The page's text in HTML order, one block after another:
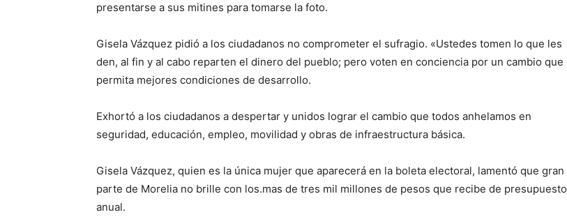
presentarse a sus mitines para tomarse la foto.
Gisela Vázquez pidió a los ciudadanos no comprometer el sufragio. «Ustedes tomen lo que les
den, al fin y al cabo reparten el dinero del pueblo; pero voten en conciencia por un cambio que
permita mejores condiciones de desarrollo.
Exhortó a los ciudadanos a despertar y unidos lograr el cambio que todos anhelamos en
seguridad, educación, empleo, movilidad y obras de infraestructura básica.
Gisela Vázquez, quien es la única mujer que aparecerá en la boleta electoral, lamentó que gran
parte de Morelia no brille con los.mas de tres mil millones de pesos que recibe de presupuesto
anual.